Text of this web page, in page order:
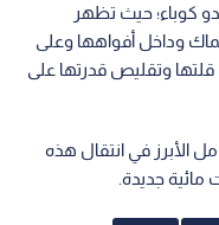
كوباء؛ حيث تظهر
وداخل أفواهها وعلى
قلتها وتقليص قدرتها على
الأبرز في انتقال هذه
جديدة.